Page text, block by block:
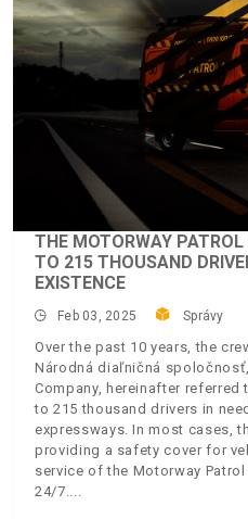
THE MOTORWAY
TO 215 THOUSAND
EXISTENCE
Feb 03, 2025 Správy
Over the past 10 years, the
Národná diaľničná
Company, hereinafter referred
to 215 thousand drivers in
expressways. In most cases,
providing a safety cover for
service of the Motorway
24/7.